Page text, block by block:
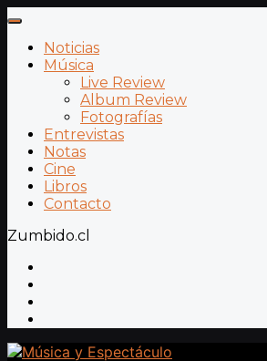
Noticias
Música
Live Review
Album Review
Fotografías
Entrevistas
Notas
Cine
Libros
Contacto
Zumbido.cl